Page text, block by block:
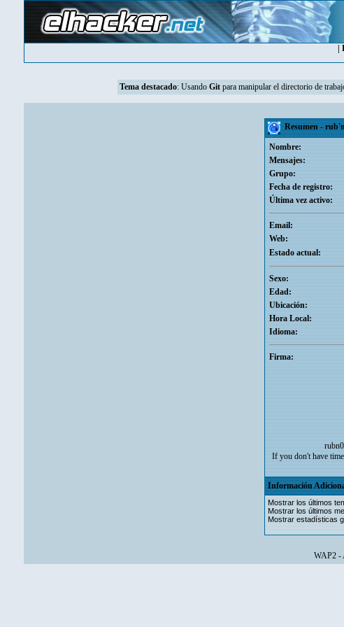
Tema destacado: Usando Git para manipular el directorio de
Resumen -
Nombre:
Mensajes:
Grupo:
Fecha de registro:
Última vez activo:
Email:
Web:
Estado actual:
Sexo:
Edad:
Ubicación:
Hora Local:
Idioma:
Firma:
If you don't have
Información
Mostrar los últimos
Mostrar los últimos
Mostrar estadísticas
WAP2-